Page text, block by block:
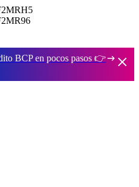
BCP en pocos pasos 👉